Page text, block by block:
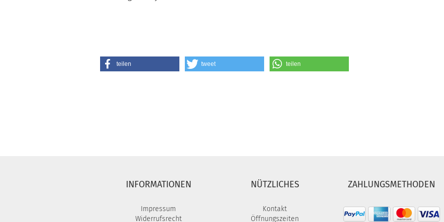
teilen tweet teilen
INFORMATIONEN
Impressum
Widerrufsrecht
NÜTZLICHES
Kontakt
Öffnungszeiten
ZAHLUNGSMETHODEN